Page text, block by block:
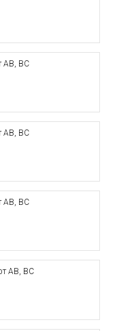
АВ, ВС
АВ, ВС
АВ, ВС
АВ, ВС